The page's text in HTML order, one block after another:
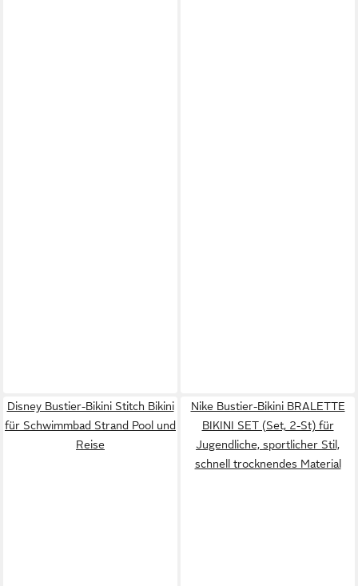
Disney Bustier-Bikini Stitch Bikini
für Schwimmbad Strand Pool und
Reise
Nike Bustier-Bikini BRALETTE
BIKINI SET (Set, 2-St) für
Jugendliche, sportlicher Stil,
schnell trocknendes Material